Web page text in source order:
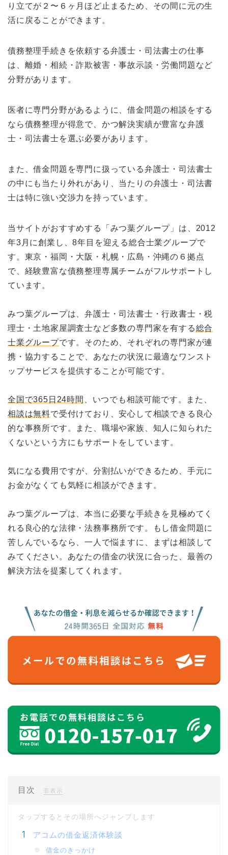
り立てが２〜６ヶ月ほど止まるため、その間に元の生
活に戻ることができます。
債務整理手続きを依頼する弁護士・司法書士の仕事
は、離婚・相続・詐欺被害・事故示談・労働問題など
分野があります。
医者に専門分野があるように、借金問題の相談をする
なら債務整理が得意で、かつ解決実績が豊富な弁護
士・司法書士を選ぶ必要があります。
また、借金問題を専門に扱っている弁護士・司法書士
の中にも当たり外れがあり、当たりの弁護士・司法書
士は特に強い交渉力を持っています。
当サイトがおすすめする「みつ葉グループ」は、2012
年3月に創業し、8年目を迎える総合士業グループで
す。東京・福岡・大阪・札幌・広島・沖縄の６拠点
で、経験豊富な債務整理専属チームがフルサポートし
ています。
みつ葉グループは、弁護士・司法書士・行政書士・税
理士・土地家屋調査士など多数の専門家を有する総合
士業グループです。そのため、それぞれの専門家が連
携・協力することで、あなたの状況に最適なワンスト
ップサービスを提供することが可能です。
全国で365日24時間
、いつでも相談可能です。また、
相談は無料で受付けており、安心して相談できる良心
的な事務所です。また、職場や家族、知人に知られた
くないという方にもサポートをしています。
気になる費用ですが、分割払いができるため、手元に
お金がなくても気軽に相談ができます。
みつ葉グループは、本当に必要な手続きを見極めてく
れる良心的な法律・法務事務所です。もし借金問題に
苦しんでいるなら、一人で悩ますに、まずは相談して
みてください。あなたの借金の状況に合った、最善の
解決方法を提案してくれます。
目次 非表示
アコムの借金返済体験談
借金のきっかけ